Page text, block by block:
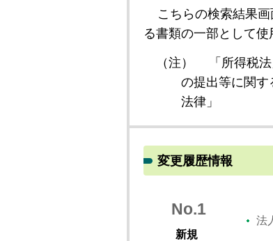
こちらの検索結果
る書類の一部として使
（注）
「所得税
の提出等に関す
法律」
変更履歴情報
No.1
新規
法